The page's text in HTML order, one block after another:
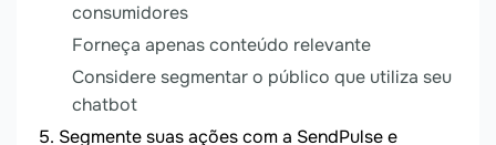
consumidores
Forneça apenas conteúdo relevante
Considere segmentar o público que utiliza seu
chatbot
Segmente suas ações com a SendPulse e